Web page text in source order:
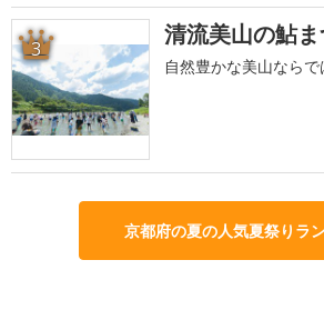
3 清流美山の鮎
自然豊かな美山ならで
京都府の夏の人気夏祭りラ